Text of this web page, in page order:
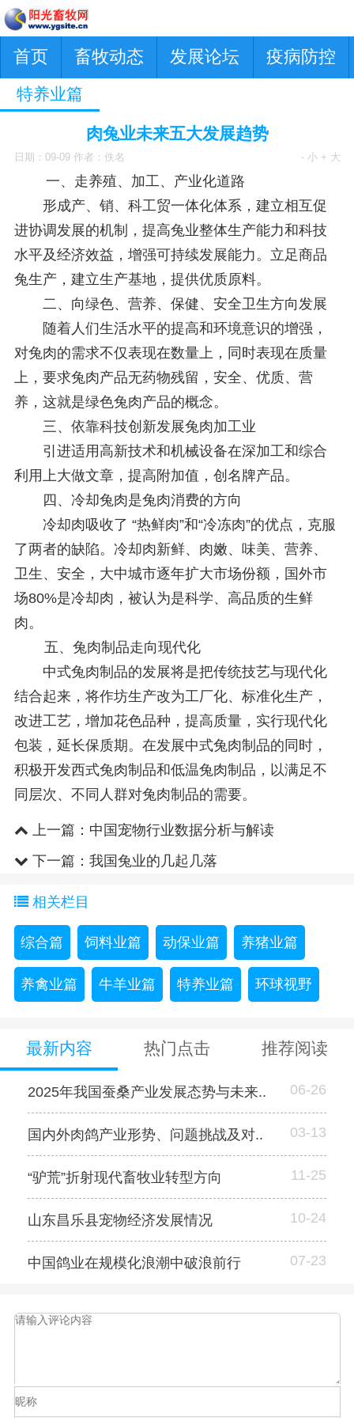
首页 畜牧动态 发展论坛 疫病防控
特养业篇
肉兔业未来五大发展趋势
日期：09-09 作者：佚名 - 小 + 大
一、走养殖、加工、产业化道路
形成产、销、科工贸一体化体系，建立相互促
进协调发展的机制，提高兔业整体生产能力和科技
水平及经济效益，增强可持续发展能力。立足商品
兔生产，建立生产基地，提供优质原料。
二、向绿色、营养、保健、安全卫生方向发展
随着人们生活水平的提高和环境意识的增强，
对兔肉的需求不仅表现在数量上，同时表现在质量
上，要求兔肉产品无药物残留，安全、优质、营
养，这就是绿色兔肉产品的概念。
三、依靠科技创新发展兔肉加工业
引进适用高新技术和机械设备在深加工和综合
利用上大做文章，提高附加值，创名牌产品。
四、冷却兔肉是兔肉消费的方向
冷却肉吸收了 “热鲜肉”和“冷冻肉”的优点，克服
了两者的缺陷。冷却肉新鲜、肉嫩、味美、营养、
卫生、安全，大中城市逐年扩大市场份额，国外市
场80%是冷却肉，被认为是科学、高品质的生鲜
肉。
五、兔肉制品走向现代化
中式兔肉制品的发展将是把传统技艺与现代化
结合起来，将作坊生产改为工厂化、标准化生产，
改进工艺，增加花色品种，提高质量，实行现代化
包装，延长保质期。在发展中式兔肉制品的同时，
积极开发西式兔肉制品和低温兔肉制品，以满足不
同层次、不同人群对兔肉制品的需要。
上一篇： 中国宠物行业数据分析与解读
下一篇： 我国兔业的几起几落
相关栏目
综合篇 饲料业篇 动保业篇 养猪业篇
养禽业篇 牛羊业篇 特养业篇 环球视野
最新内容 热门点击 推荐阅读
2025年我国蚕桑产业发展态势与未来.. 06-26
国内外肉鸽产业形势、问题挑战及对.. 03-13
“驴荒”折射现代畜牧业转型方向 11-25
山东昌乐县宠物经济发展情况 10-24
中国鸽业在规模化浪潮中破浪前行 07-23